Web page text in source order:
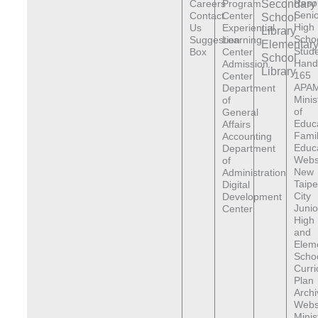
Careers
Contact
Us
Suggestion
Box
Program
Center
Experiential
Learning
Center
Admission
Center
Department
of
General
Affairs
Accounting
Department
of
Administration
Digital
Development
Center
Secondary
School
Library
Elementary
School
Library
High
165
of
New
City
High
and
Plan